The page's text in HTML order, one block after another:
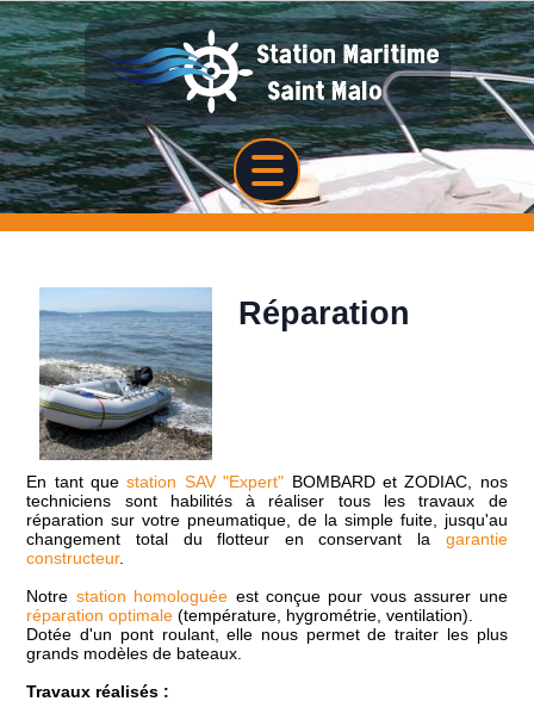
Réparation
En tant questation SAV "Expert" BOMBARD et ZODIAC, nos
techniciens sont habilités à réaliser tous les travaux de
réparation sur votre pneumatique, de la simple fuite, jusqu'au
changement total du flotteur en conservant la garantie
constructeur.
Notre station homologuée est conçue pour vous assurer une
réparation optimale (température, hygrométrie, ventilation).
Dotée d'un pont roulant, elle nous permet de traiter les plus
grands modèles de bateaux.
Travaux réalisés :